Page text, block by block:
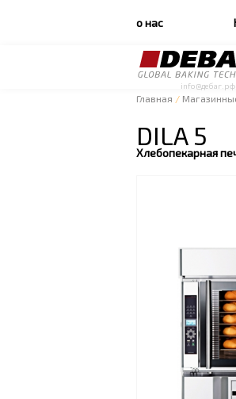
о нас
info@дебаг.рф
Главная /
DILA 5
Хлебопекарная